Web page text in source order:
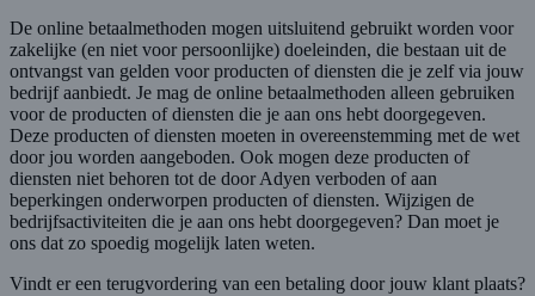
De online betaalmethoden mogen uitsluitend gebruikt worden voor
zakelijke (en niet voor persoonlijke) doeleinden, die bestaan uit de
ontvangst van gelden voor producten of diensten die je zelf via jouw
bedrijf aanbiedt. Je mag de online betaalmethoden alleen gebruiken
voor de producten of diensten die je aan ons hebt doorgegeven.
Deze producten of diensten moeten in overeenstemming met de wet
door jou worden aangeboden. Ook mogen deze producten of
diensten niet behoren tot de door Adyen verboden of aan
beperkingen onderworpen producten of diensten. Wijzigen de
bedrijfsactiviteiten die je aan ons hebt doorgegeven? Dan moet je
ons dat zo spoedig mogelijk laten weten.
Vindt er een terugvordering van een betaling door jouw klant plaats?